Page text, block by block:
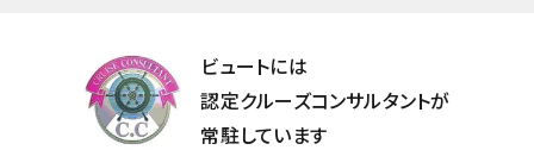
ビュートには
認定クルーズコンサルタントが
常駐しています